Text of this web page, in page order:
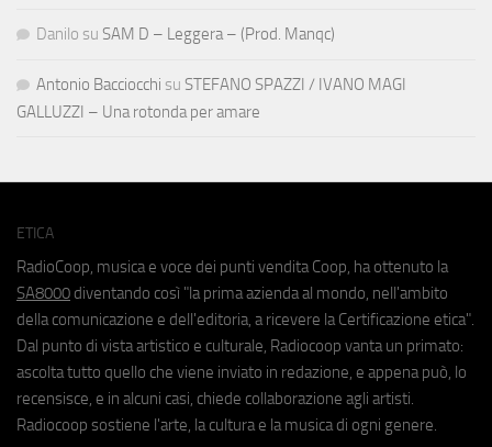
Danilo su SAM D – Leggera – (Prod. Manqc)
Antonio Bacciocchi su STEFANO SPAZZI / IVANO MAGI
GALLUZZI – Una rotonda per amare
ETICA
RadioCoop, musica e voce dei punti vendita Coop, ha ottenuto la
SA8000 diventando così "la prima azienda al mondo, nell'ambito
della comunicazione e dell'editoria, a ricevere la Certificazione etica".
Dal punto di vista artistico e culturale, Radiocoop vanta un primato:
ascolta tutto quello che viene inviato in redazione, e appena può, lo
recensisce, e in alcuni casi, chiede collaborazione agli artisti.
Radiocoop sostiene l'arte, la cultura e la musica di ogni genere.